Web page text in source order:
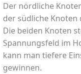
Der nördliche
der südliche
Die beiden Knoten
Spannungsfeld im
kann man tiefere
gewinnen.